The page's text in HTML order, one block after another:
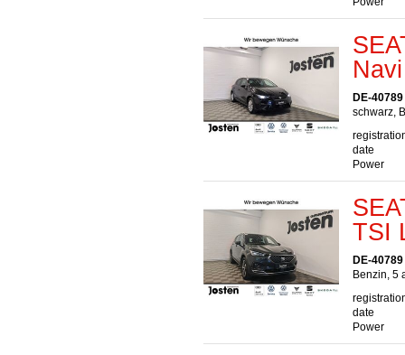
DE-
schwarz,
date
Power
TSI
DE-
Benzin, 5
date
Power